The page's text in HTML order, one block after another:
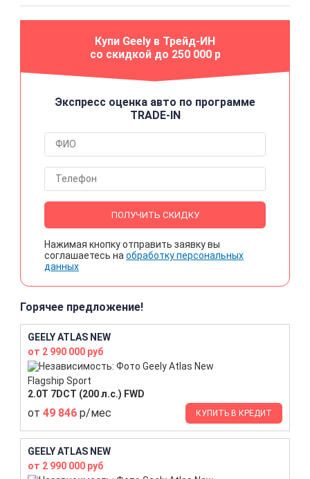
Купи Geely в Трейд-ИН
со скидкой до 250 000 р
Экспресс оценка авто по программе
TRADE-IN
ПОЛУЧИТЬ СКИДКУ
Нажимая кнопку отправить заявку вы
соглашаетесь на обработку персональных
данных
Горячее предложение!
GEELY ATLAS NEW
от 2 990 000 руб
Flagship Sport
2.0T 7DCT (200 л.с.) FWD
от 49 846 р/мес КУПИТЬ В КРЕДИТ
GEELY ATLAS NEW
от 2 990 000 руб